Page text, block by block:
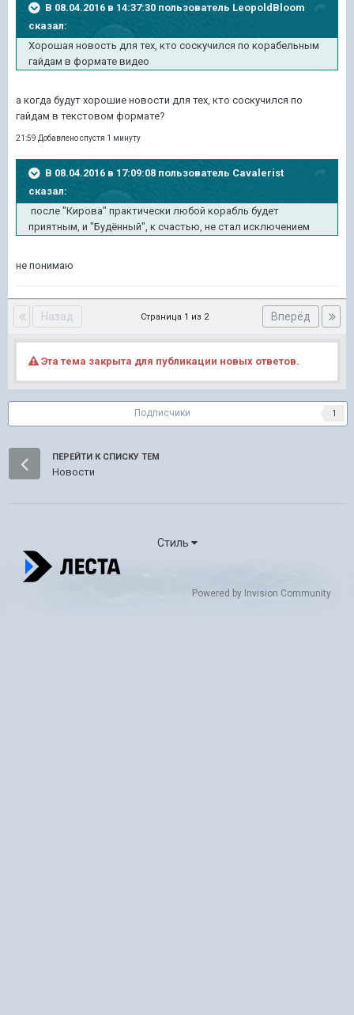
В 08.04.2016 в 14:37:30 пользователь LeopoldBloom
сказал:
Хорошая новость для тех, кто соскучился по корабельным
гайдам в формате видео
а когда будут хорошие новости для тех, кто соскучился по
гайдам в текстовом формате?
21:59 Добавлено спустя 1 минуту
В 08.04.2016 в 17:09:08 пользователь Cavalerist
сказал:
после "Кирова" практически любой корабль будет
приятным, и "Будённый", к счастью, не стал исключением
не понимаю
Назад Вперёд
Страница 1 из 2
Эта тема закрыта для публикации новых ответов.
Подписчики 1
ПЕРЕЙТИ К СПИСКУ ТЕМ
Новости
Стиль
Powered by Invision Community